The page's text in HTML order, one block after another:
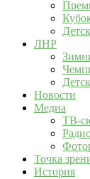
ЛНР
Новости
Медиа
ТВ-
Точка
История